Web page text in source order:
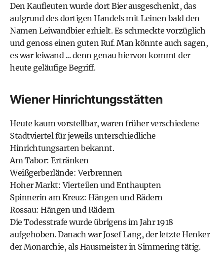
Den Kaufleuten wurde dort Bier ausgeschenkt, das
aufgrund des dortigen Handels mit Leinen bald den
Namen Leiwandbier erhielt. Es schmeckte vorzüglich
und genoss einen guten Ruf. Man könnte auch sagen,
es war leiwand ... denn genau hiervon kommt der
heute geläufige Begriff.
Wiener Hinrichtungsstätten
Heute kaum vorstellbar, waren früher verschiedene
Stadtviertel für jeweils unterschiedliche
Hinrichtungsarten bekannt.
Am Tabor: Ertränken
Weißgerberlände: Verbrennen
Hoher Markt: Vierteilen und Enthaupten
Spinnerin am Kreuz: Hängen und Rädern
Rossau: Hängen und Rädern
Die Todesstrafe wurde übrigens im Jahr 1918
aufgehoben. Danach war Josef Lang, der letzte Henker
der Monarchie, als Hausmeister in Simmering tätig.